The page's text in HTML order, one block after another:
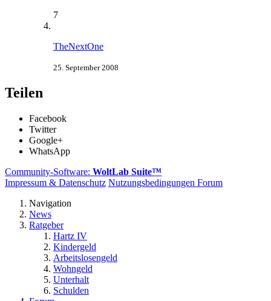
7
TheNextOne
25. September 2008
Teilen
Facebook
Twitter
Google+
WhatsApp
Community-Software: WoltLab Suite™
Impressum & Datenschutz Nutzungsbedingungen Forum
Navigation
News
Ratgeber
Hartz IV
Kindergeld
Arbeitslosengeld
Wohngeld
Unterhalt
Schulden